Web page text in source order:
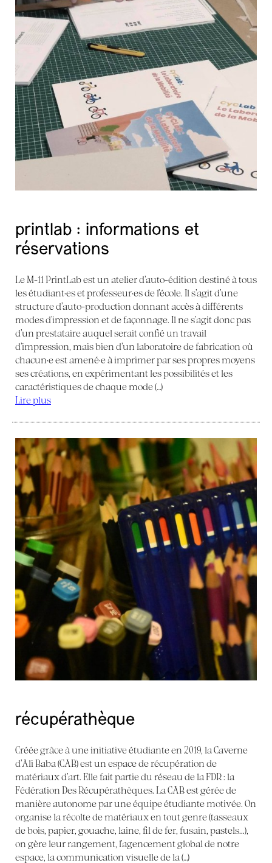
printlab : informations et
réservations
Le M-11 PrintLab est un atelier d’auto-édition destiné à tous
les étudiant·es et professeur·es de l’école. Il s’agit d’une
structure d’auto-production donnant accès à différents
modes d’impression et de façonnage. Il ne s’agit donc pas
d’un prestataire auquel serait confié un travail
d’impression, mais bien d’un laboratoire de fabrication où
chacun·e est amené·e à imprimer par ses propres moyens
ses créations, en expérimentant les possibilités et les
caractéristiques de chaque mode (…)
Lire plus
récupérathèque
Créée grâce à une initiative étudiante en 2019, la Caverne
d’Ali Baba (CAB) est un espace de récupération de
matériaux d’art. Elle fait partie du réseau de la FDR : la
Fédération Des Récupérathèques. La CAB est gérée de
manière autonome par une équipe étudiante motivée. On
organise la récolte de matériaux en tout genre (tasseaux
de bois, papier, gouache, laine, fil de fer, fusain, pastels...),
on gère leur rangement, l’agencement global de notre
espace, la communication visuelle de la (…)